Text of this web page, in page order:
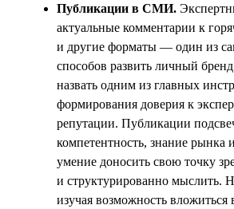
Публикации в СМИ.
актуальные комментарии к
и другие форматы — один из
способов развить личный
назвать одним из главных
формирования доверия к
репутации. Публикации
компетентность, знание рынка
умение доносить свою точку
и структурированно мыслить.
изучая возможность вложиться